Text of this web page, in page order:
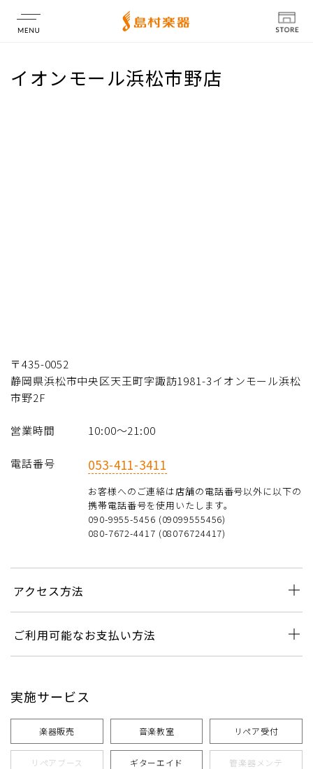
店舗情報
イオンモール浜松市野店
〒435-0052
静岡県浜松市中央区天王町字諏訪1981-3イオンモール浜松
市野2F
営業時間 10:00〜21:00
電話番号 053-411-3411
お客様へのご連絡は店舗の電話番号以外に以下の
携帯電話番号を使用いたします。
090-9955-5456 (09099555456)
080-7672-4417 (08076724417)
アクセス方法
ご利用可能なお支払い方法
実施サービス
楽器販売 音楽教室 リペア受付
リペアブース ギターエイド 管楽器メンテ